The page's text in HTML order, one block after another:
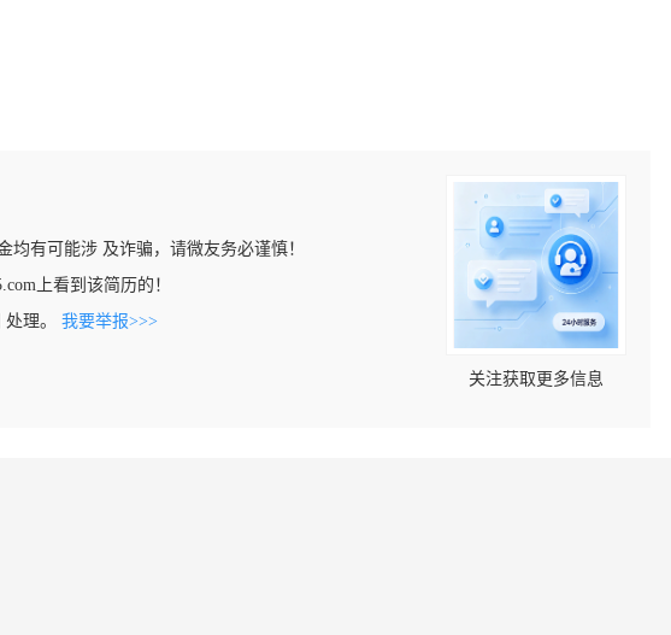
有可能涉 及诈骗，请微友务必谨慎！
上看到该简历的！
理。 我要举报>>>
关注获取更多信息